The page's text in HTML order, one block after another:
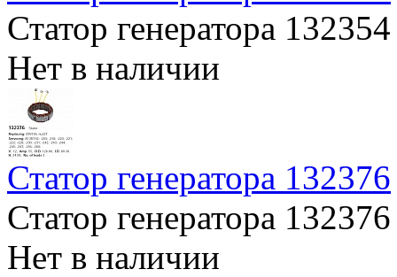
Статор генератора 132354
Нет в наличии
Статор генератора 132376
Статор генератора 132376
Нет в наличии